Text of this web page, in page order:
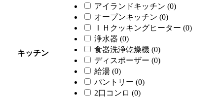
キッチン
アイランドキッチン (0)
オープンキッチン (0)
ＩＨクッキングヒーター (0)
浄水器 (0)
食器洗浄乾燥機 (0)
ディスポーザー (0)
給湯 (0)
パントリー (0)
2口コンロ (0)